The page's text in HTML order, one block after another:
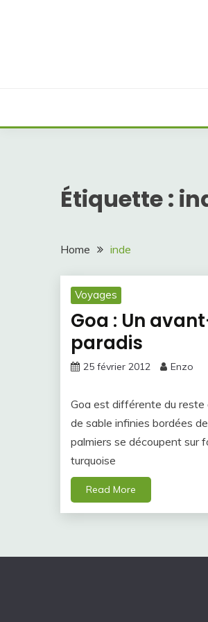
Étiquette :
Home inde
Voyages
Goa : Un
paradis
25 février 2012 Enzo
Goa est différente du reste
de sable infinies bordées
palmiers se découpent sur
turquoise
Read More